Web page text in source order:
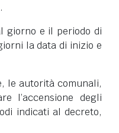
giorno e il periodo di
la data di inizio e
le autorità comunali,
l’accensione degli
indicati al decreto,